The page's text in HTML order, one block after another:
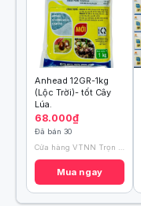
Anhead 12GR-1kg
(Lộc Trời)- tốt Cây
Lúa.
68.000₫
Đã bán 30
Mua ngay